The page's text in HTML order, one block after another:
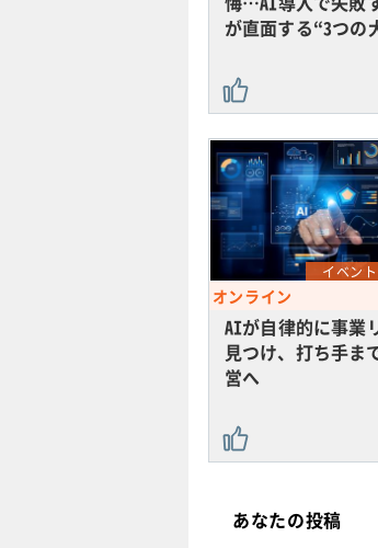
が直面する“3つの
イベン
オンライン
AIが自律的に事業
見つけ、打ち手ま
営へ
あなたの投稿